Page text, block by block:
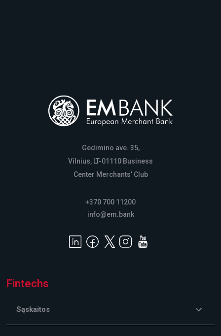
Gedimino ave. 35,
Vilnius, LT-01110 Business
Center Merchants’ Club
+370 700 11200
info@em.bank
Fintechs
Sąskaitos